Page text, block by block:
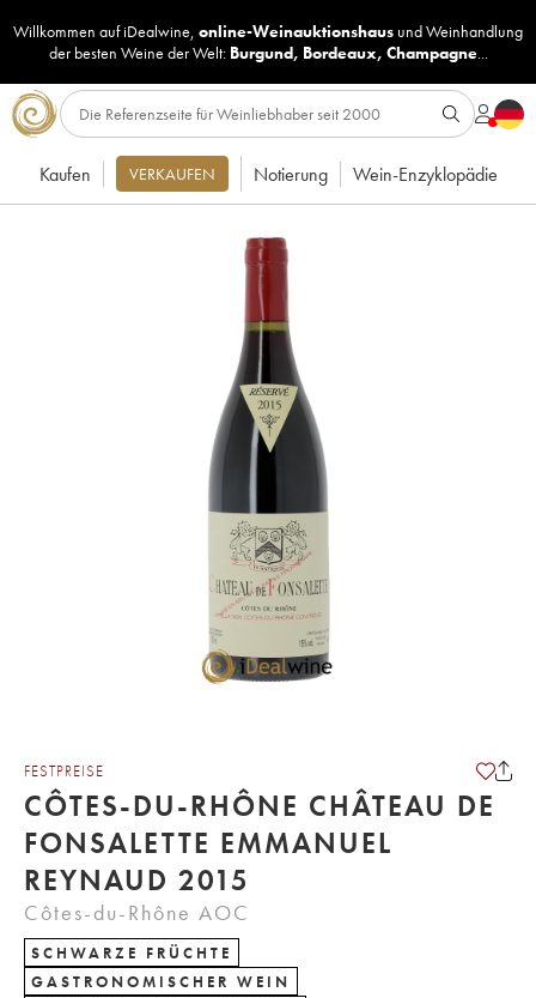
Willkommen auf iDealwine, online-Weinauktionshaus undWeinhandlung
der besten Weine der Welt: Burgund, Bordeaux, Champagne...
Kaufen VERKAUFEN Notierung Wein-Enzyklopädie
FESTPREISE
CÔTES-DU-RHÔNE CHÂTEAU DE
FONSALETTE EMMANUEL
REYNAUD 2015
Côtes-du-Rhône AOC
SCHWARZE FRÜCHTE
GASTRONOMISCHER WEIN